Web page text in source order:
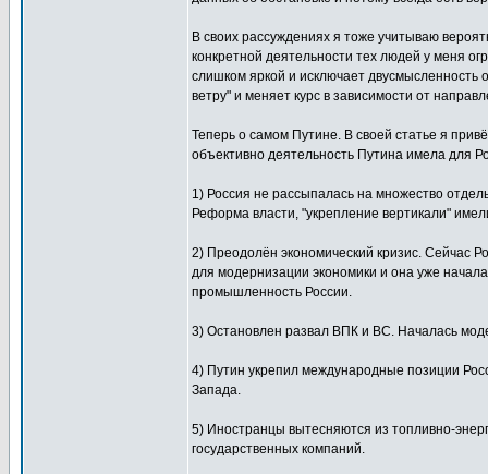
В своих рассуждениях я тоже учитываю
конкретной деятельности тех людей у меня
слишком яркой и исключает двусмысленность
ветру" и меняет курс в зависимости от
Теперь о самом Путине. В своей статье я
объективно деятельность Путина имела для
1) Россия не рассыпалась на множество
Реформа власти, "укрепление вертикали"
2) Преодолён экономический кризис. Сейчас
для модернизации экономики и она уже
промышленность России.
3) Остановлен развал ВПК и ВС. Началась
4) Путин укрепил международные позиции
Запада.
5) Иностранцы вытесняются из топливно-
государственных компаний.